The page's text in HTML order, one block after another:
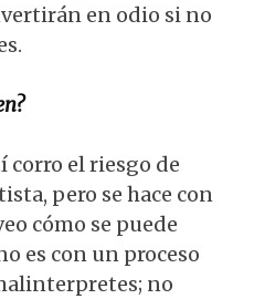
en odio si no
corro el riesgo de
pero se hace con
cómo se puede
es con un proceso
no